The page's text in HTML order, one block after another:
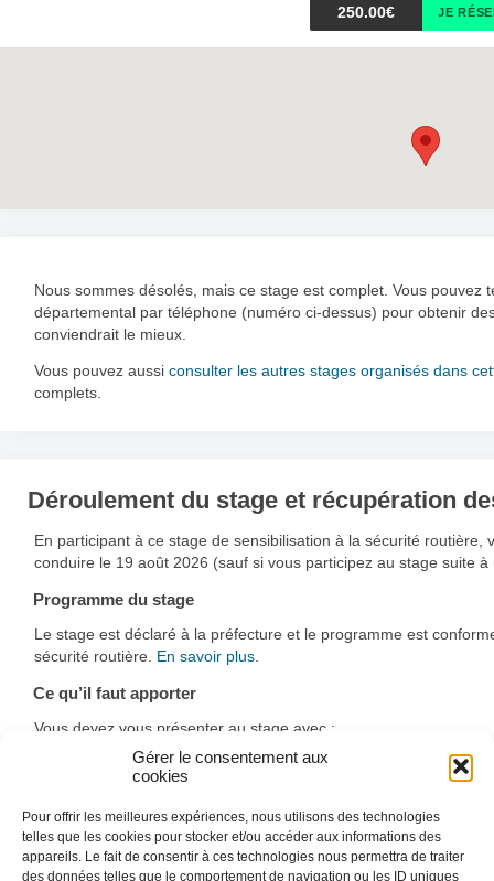
Gérer le consentement aux
cookies
Pour offrir les meilleures expériences, nous utilisons des technologies
telles que les cookies pour stocker et/ou accéder aux informations des
appareils. Le fait de consentir à ces technologies nous permettra de traiter
des données telles que le comportement de navigation ou les ID uniques
250.00€ JE
Nous sommes désolés, mais ce stage est complet. Vous pouvez
départemental par téléphone (numéro ci-dessus) pour obtenir
conviendrait le mieux.
Vous pouvez aussi consulter les autres stages organisés dans
complets.
Déroulement du stage et récupération
En participant à ce stage de sensibilisation à la sécurité
conduire le 19 août 2026 (sauf si vous participez au stage suite
Programme du stage
Le stage est déclaré à la préfecture et le programme est
sécurité routière. En savoir plus
Ce qu’il faut apporter
Vous devez vous présenter au stage avec :
pièce d’identitévalide (carte physique ou version
scans ne sont pas acceptés.
En plus :
Si vous êtes en permis probatoire : apportez lalettre 48N